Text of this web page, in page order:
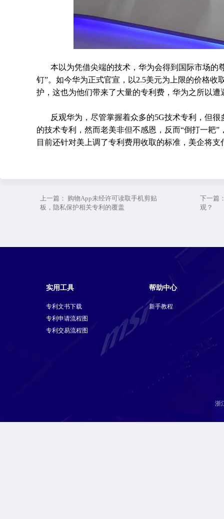
本以为凭借尖端的技术，华为会得到国际市场的
钉”。如今华为正式官宣，以2.5美元为上限的价格
护，这也为他们带来了大量的专利费，华为之所以
反观华为，尽管掌握着众多的5G技术专利，但
的技术专利，然而老美非但不感恩，反而“倒打一耙
目前还针对美上调了专利费用收取的标准，美企将支
上一篇： 购物App未经许可读取手机剪贴
板，隐私保护相关专利的覆盖
下一篇
观？
实用工具
专利文书下载
专利申请流程图
专利交易流程图
帮助中心
新手教程
浙